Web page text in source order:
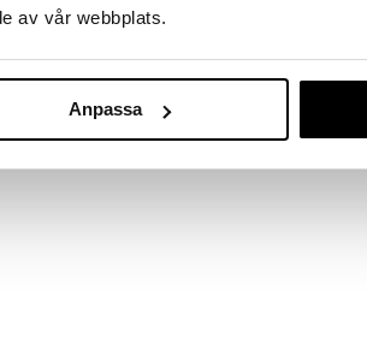
av vår webbplats.
Anpassa